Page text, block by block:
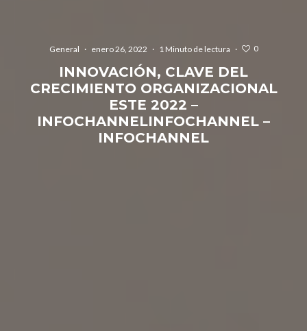
General · enero 26, 2022 · 1 Minuto de lectura · 0
INNOVACIÓN, CLAVE DEL
CRECIMIENTO ORGANIZACIONAL
ESTE 2022 –
INFOCHANNELINFOCHANNEL –
INFOCHANNEL